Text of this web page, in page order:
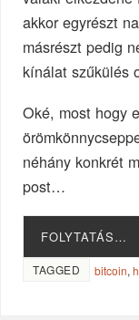
akkor egyrészt
másrészt pedig
kínálat szűkülés
Oké, most hogy
néhány konkrét
post…
FOLYTATÁS…
TAGGED bitcoin,